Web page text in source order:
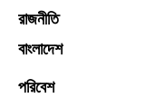
রাজনীতি
বাংলাদেশ
পরিবেশ